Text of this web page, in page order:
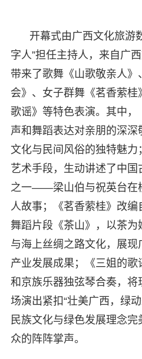
开幕式由广西文化旅游
字人”担任主持人，来自广
带来了歌舞《山歌敬亲人》
会》、女子群舞《茗香萦
歌谣》等特色表演。其中
声和舞蹈表达对亲朋的深
文化与民间风俗的独特魅
艺术手段，生动讲述了中
之一——梁山伯与祝英台在
人故事；《茗香萦桂》改
舞蹈片段《茶山》，以茶
与海上丝绸之路文化，展
产业发展成果；《三姐的
和京族乐器独弦琴合奏，
场演出紧扣“壮美广西，绿
民族文化与绿色发展理念
众的阵阵掌声。